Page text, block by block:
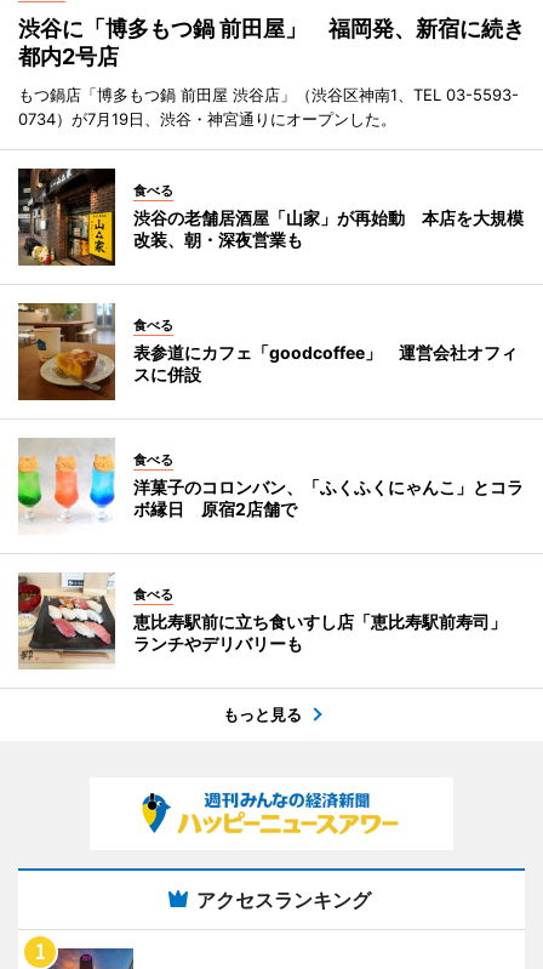
渋谷に「博多もつ鍋 前田屋」 福岡発、新宿に続き
都内2号店
もつ鍋店「博多もつ鍋 前田屋 渋谷店」（渋谷区神南1、TEL 03-5593-
0734）が7月19日、渋谷・神宮通りにオープンした。
食べる
渋谷の老舗居酒屋「山家」が再始動 本店を大規模
改装、朝・深夜営業も
食べる
表参道にカフェ「goodcoffee」 運営会社オフィ
スに併設
食べる
洋菓子のコロンバン、「ふくふくにゃんこ」とコラ
ボ縁日 原宿2店舗で
食べる
恵比寿駅前に立ち食いすし店「恵比寿駅前寿司」
ランチやデリバリーも
もっと見る
アクセスランキング